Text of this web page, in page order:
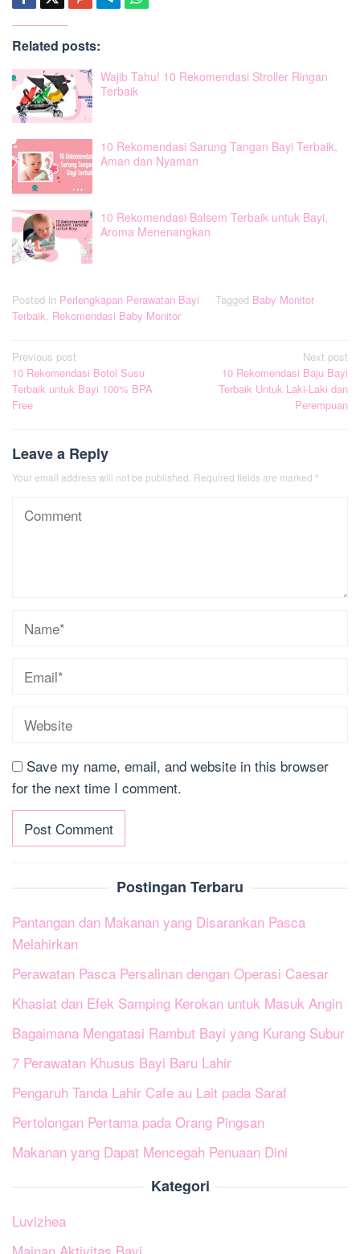
Related posts:
Wajib Tahu! 10 Rekomendasi Stroller Ringan
Terbaik
10 Rekomendasi Sarung Tangan Bayi Terbaik,
Aman dan Nyaman
10 Rekomendasi Balsem Terbaik untuk Bayi,
Aroma Menenangkan
Posted in Perlengkapan Perawatan Bayi Tagged Baby Monitor
Terbaik, Rekomendasi Baby Monitor
Post
navigation
Previous post
10 Rekomendasi Botol Susu
Terbaik untuk Bayi 100% BPA
Free
Next post
10 Rekomendasi Baju Bayi
Terbaik Untuk Laki-Laki dan
Perempuan
Leave a Reply
Your email address will not be published. Required fields are marked *
Save my name, email, and website in this browser
for the next time I comment.
Postingan Terbaru
Pantangan dan Makanan yang Disarankan Pasca
Melahirkan
Perawatan Pasca Persalinan dengan Operasi Caesar
Khasiat dan Efek Samping Kerokan untuk Masuk Angin
Bagaimana Mengatasi Rambut Bayi yang Kurang Subur
7 Perawatan Khusus Bayi Baru Lahir
Pengaruh Tanda Lahir Cafe au Lait pada Saraf
Pertolongan Pertama pada Orang Pingsan
Makanan yang Dapat Mencegah Penuaan Dini
Kategori
Luvizhea